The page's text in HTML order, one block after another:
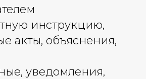
инструкцию,
акты, объяснения,
уведомления,